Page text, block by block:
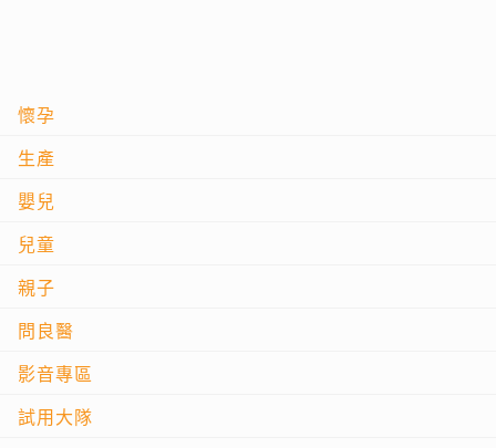
懷孕
生產
嬰兒
兒童
親子
問良醫
影音專區
試用大隊